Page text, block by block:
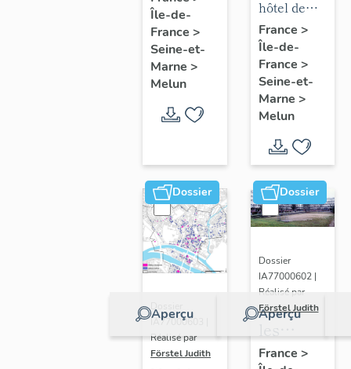
chapelle
de
l'hôpital
puis
hôpital
Île-de-
France >
Seine-et-
Marne >
Melun
mobilier
de l'hôtel
de ville
hôtel de
ville
France >
Île-de-
France >
Seine-et-
Marne >
Melun
Dossier
Aperçu
Dossier
IA77000603 |
Réalisé par
Förstel Judith
Dossier
Aperçu
Dossier
IA77000602 |
Réalisé par
Förstel Judith
écoles
France >